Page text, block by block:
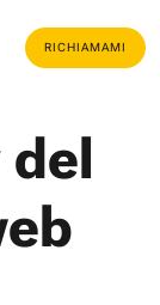
RICHIAMAMI